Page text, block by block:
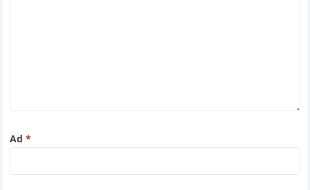
Ad*